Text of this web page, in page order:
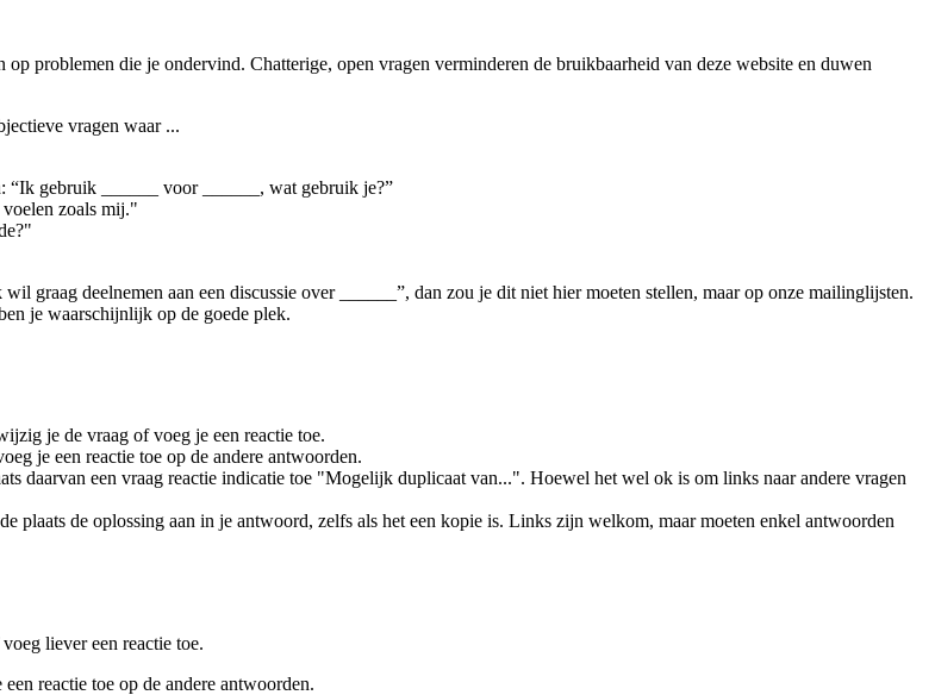
problemen die je ondervind. Chatterige, open vragen verminderen de bruikbaarheid van deze website en duwen
vragen waar ...
“Ik gebruik ______ voor ______, wat gebruik je?”
zoals mij."
graag deelnemen aan een discussie over ______”, dan zou je dit niet hier moeten stellen, maar op onze mailinglijsten.
je waarschijnlijk op de goede plek.
je de vraag of voeg je een reactie toe.
je een reactie toe op de andere antwoorden.
daarvan een vraag reactie indicatie toe "Mogelijk duplicaat van...". Hoewel het wel ok is om links naar andere vragen
plaats de oplossing aan in je antwoord, zelfs als het een kopie is. Links zijn welkom, maar moeten enkel antwoorden
liever een reactie toe.
reactie toe op de andere antwoorden.